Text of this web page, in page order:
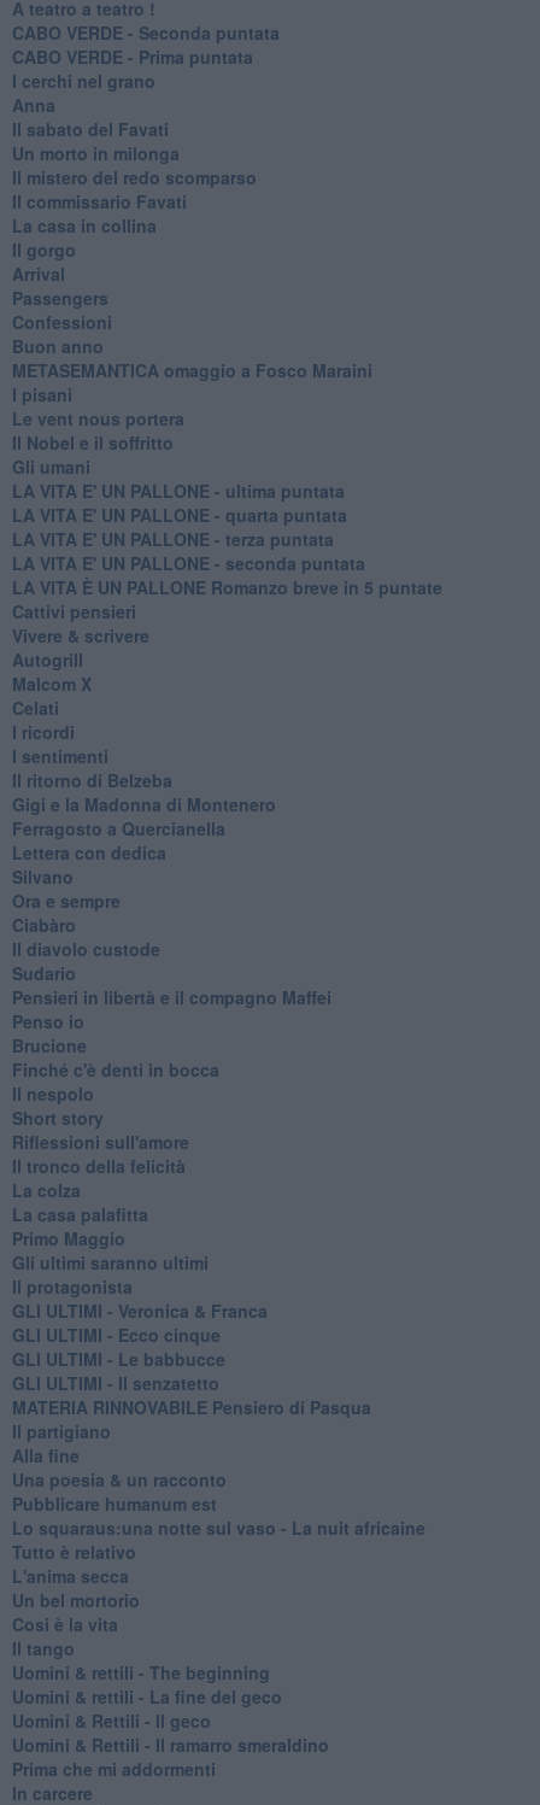
A teatro a teatro !
CABO VERDE - Seconda puntata
CABO VERDE - Prima puntata
I cerchi nel grano
Anna
Il sabato del Favati
Un morto in milonga
Il mistero del redo scomparso
Il commissario Favati
La casa in collina
Il gorgo
Arrival
Passengers
Confessioni
Buon anno
METASEMANTICA omaggio a Fosco Maraini
I pisani
Le vent nous portera
Il Nobel e il soffritto
Gli umani
LA VITA E' UN PALLONE - ultima puntata
LA VITA E' UN PALLONE - quarta puntata
LA VITA E' UN PALLONE - terza puntata
LA VITA E' UN PALLONE - seconda puntata
LA VITA È UN PALLONE Romanzo breve in 5 puntate
Cattivi pensieri
Vivere & scrivere
Autogrill
Malcom X
Celati
I ricordi
I sentimenti
Il ritorno di Belzeba
Gigi e la Madonna di Montenero
Ferragosto a Quercianella
Lettera con dedica
Silvano
Ora e sempre
Ciabàro
Il diavolo custode
Sudario
Pensieri in libertà e il compagno Maffei
Penso io
Brucione
Finché c'è denti in bocca
Il nespolo
Short story
Riflessioni sull'amore
Il tronco della felicità
La colza
La casa palafitta
Primo Maggio
Gli ultimi saranno ultimi
Il protagonista
GLI ULTIMI - Veronica & Franca
GLI ULTIMI - Ecco cinque
GLI ULTIMI - Le babbucce
GLI ULTIMI - Il senzatetto
MATERIA RINNOVABILE Pensiero di Pasqua
Il partigiano
Alla fine
Una poesia & un racconto
Pubblicare humanum est
Lo squaraus:una notte sul vaso - La nuit africaine
Tutto è relativo
L'anima secca
Un bel mortorio
Cosi è la vita
Il tango
​Uomini & rettili - The beginning
​Uomini & rettili - La fine del geco
Uomini & Rettili - Il geco
Uomini & Rettili - Il ramarro smeraldino
Prima che mi addormenti
In carcere